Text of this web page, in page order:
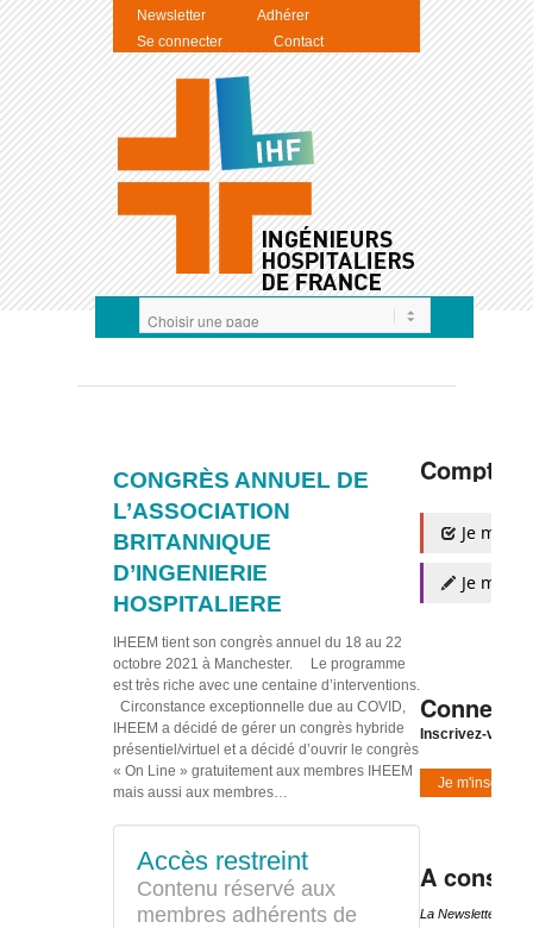
Newsletter
Adhérer
Se connecter
Contact
CONGRÈS ANNUEL DE
L’ASSOCIATION
BRITANNIQUE
D’INGENIERIE
HOSPITALIERE
IHEEM tient son congrès annuel du 18 au 22
octobre 2021 à Manchester. Le programme
est très riche avec une centaine d’interventions.
Circonstance exceptionnelle due au COVID,
IHEEM a décidé de gérer un congrès hybride
présentiel/virtuel et a décidé d’ouvrir le congrès
« On Line » gratuitement aux membres IHEEM
mais aussi aux membres…
Accès restreint
Contenu réservé aux
membres adhérents de
Compte
Je
Je
Inscrivez-vous
Je m'inscris
A
La Newsletter